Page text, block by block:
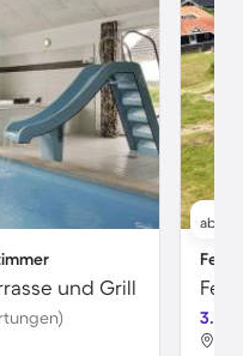
und Grill
ab
3.3